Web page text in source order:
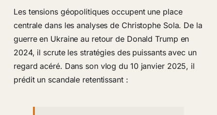
Les tensions géopolitiques occupent une place
centrale dans les analyses de Christophe Sola. De la
guerre en Ukraine au retour de Donald Trump en
2024, il scrute les stratégies des puissants avec un
regard acéré. Dans son vlog du 10 janvier 2025, il
prédit un scandale retentissant :